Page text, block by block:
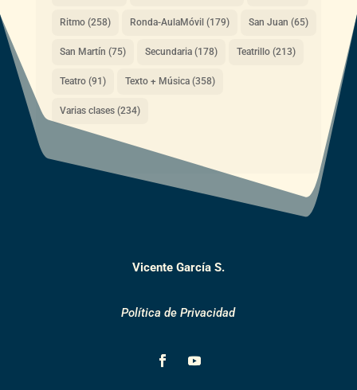
Ritmo(258) Ronda-AulaMóvil(179) San Juan (65)
San Martín (75) Secundaria(178) Teatrillo(213)
Teatro(91) Texto + Música(358)
Varias clases(234)
Vicente García S.
Política de Privacidad